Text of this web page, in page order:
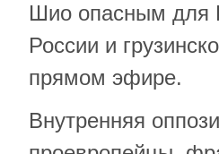
Шио опасным для
России и
прямом эфире.
Внутренняя